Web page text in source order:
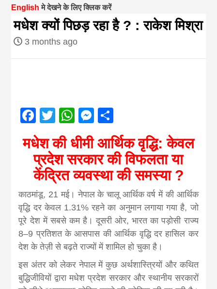
magazine of
Nepal brings
from
news,
khabar
English मे देखने के लिए क्लिक करें
मधेश क्यों पिछड़ रहा है ? : राकेश मिश्रा
3 months ago
Facebook
Twitter
WhatsApp
Messenger
मधेश की धीमी आर्थिक वृद्धि: केवल
प्रदेश सरकार की विफलता या
केंद्रित व्यवस्था की समस्या ?
काठमांडू, 21 मई। नेपाल के चालू आर्थिक वर्ष में की आर्थिक
वृद्धि दर केवल 1.31% रहने का अनुमान लगाया गया है, जो
पूरे देश में सबसे कम है। दूसरी ओर, भारत का पड़ोसी राज्य
8–9 प्रतिशत के आसपास की आर्थिक वृद्धि दर हासिल कर
देश के तेज़ी से बढ़ते राज्यों में शामिल हो चुका है।
इस अंतर को लेकर नेपाल में कुछ अर्थशास्त्रियों और कथित
बुद्धिजीवियों द्वारा मधेश प्रदेश सरकार और स्थानीय सरकारों